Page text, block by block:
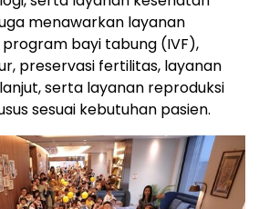
menawarkan layanan
bayi tabung (IVF),
preservasi fertilitas, layanan
serta layanan reproduksi
sesuai kebutuhan pasien.